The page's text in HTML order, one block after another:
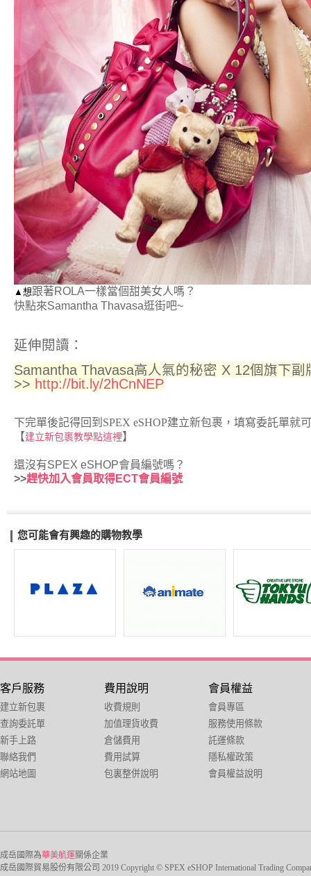
▲想跟著ROLA一樣當個甜美女人嗎？
快點來Samantha Thavasa逛街吧~
延伸閱讀：
Samantha Thavasa高人氣的秘密 X 12個旗下副
>> http://bit.ly/2hCnNEP
下完單後記得回到SPEX eSHOP建立新包裹，填寫委託單就
【建立新包裹教學點這裡】
還沒有SPEX eSHOP會員編號嗎？
>>趕快加入會員取得ECT會員編號
您可能會有興趣的購物教學
客戶服務
建立新包裹
查詢委託單
新手上路
聯絡我們
網站地圖
費用說明
收費規則
加值理貨收費
倉儲費用
費用試算
包裏整併說明
會員權益
會員專區
服務使用條款
託運條款
隱私權政策
會員權益說明
成岳國際為華美航運關係企業
成岳國際貿易股份有限公司 2019 Copyright © SPEX eSHOP International Trading